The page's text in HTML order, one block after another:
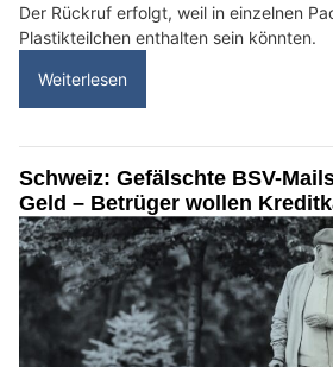
Der Rückruf erfolgt, weil in einzelnen
Plastikteilchen enthalten sein könnten.
Weiterlesen
Schweiz: Gefälschte BSV-
Geld – Betrüger wollen